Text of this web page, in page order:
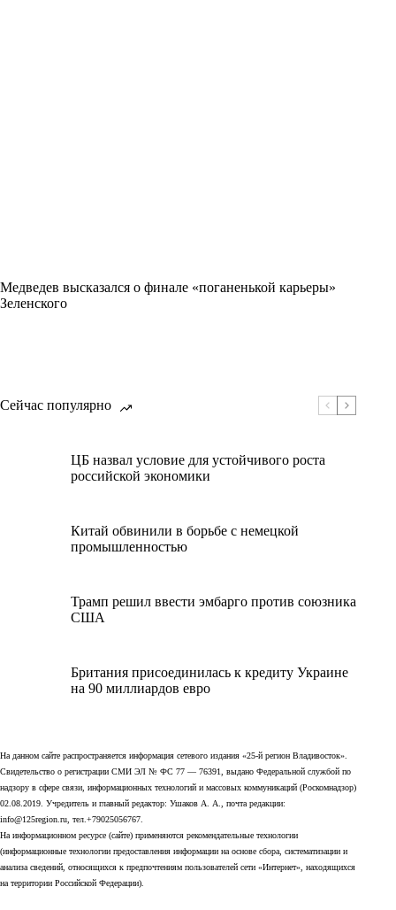
Медведев высказался о финале «поганенькой карьеры»
Зеленского
Сейчас популярно
ЦБ назвал условие для устойчивого роста
российской экономики
Китай обвинили в борьбе с немецкой
промышленностью
Трамп решил ввести эмбарго против союзника
США
Британия присоединилась к кредиту Украине
на 90 миллиардов евро
На данном сайте распространяется информация сетевого издания «25-й регион Владивосток».
Свидетельство о регистрации СМИ ЭЛ № ФС 77 — 76391, выдано Федеральной службой по
надзору в сфере связи, информационных технологий и массовых коммуникаций (Роскомнадзор)
02.08.2019. Учредитель и главный редактор: Ушаков А. А., почта редакции:
info@125region.ru, тел.+79025056767.
На информационном ресурсе (сайте) применяются рекомендательные технологии
(информационные технологии предоставления информации на основе сбора, систематизации и
анализа сведений, относящихся к предпочтениям пользователей сети «Интернет», находящихся
на территории Российской Федерации).